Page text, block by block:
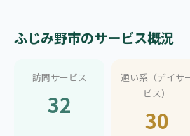
ふじみ野市のサービス概況
訪問サービス
32
通い系（デイサ
ビス）
30